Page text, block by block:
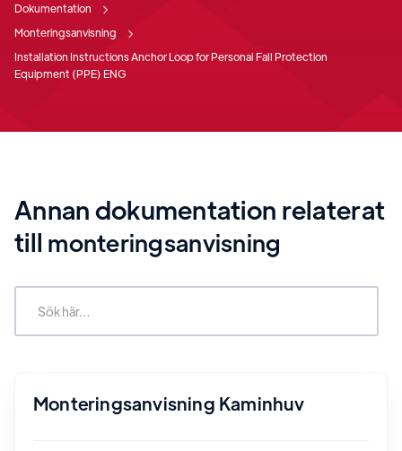
Dokumentation
Monteringsanvisning
Installation Instructions Anchor Loop for Personal Fall Protection
Equipment (PPE) ENG
Annan dokumentation relaterat
till monteringsanvisning
Monteringsanvisning Kaminhuv